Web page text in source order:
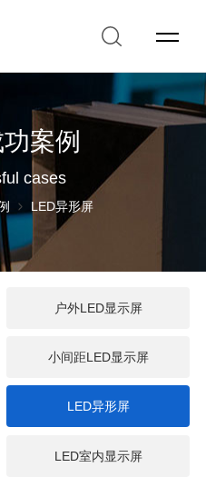
案例
cases
LED异形屏
户外LED显示屏
小间距LED显示屏
LED异形屏
LED室内显示屏